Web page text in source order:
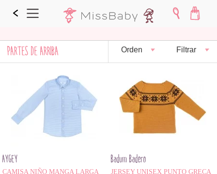
PARTES DE ARRIBA Orden Filtrar
AYGEY
CAMISA NIÑO MANGA LARGA
Badum Badero
JERSEY UNISEX PUNTO GRECA